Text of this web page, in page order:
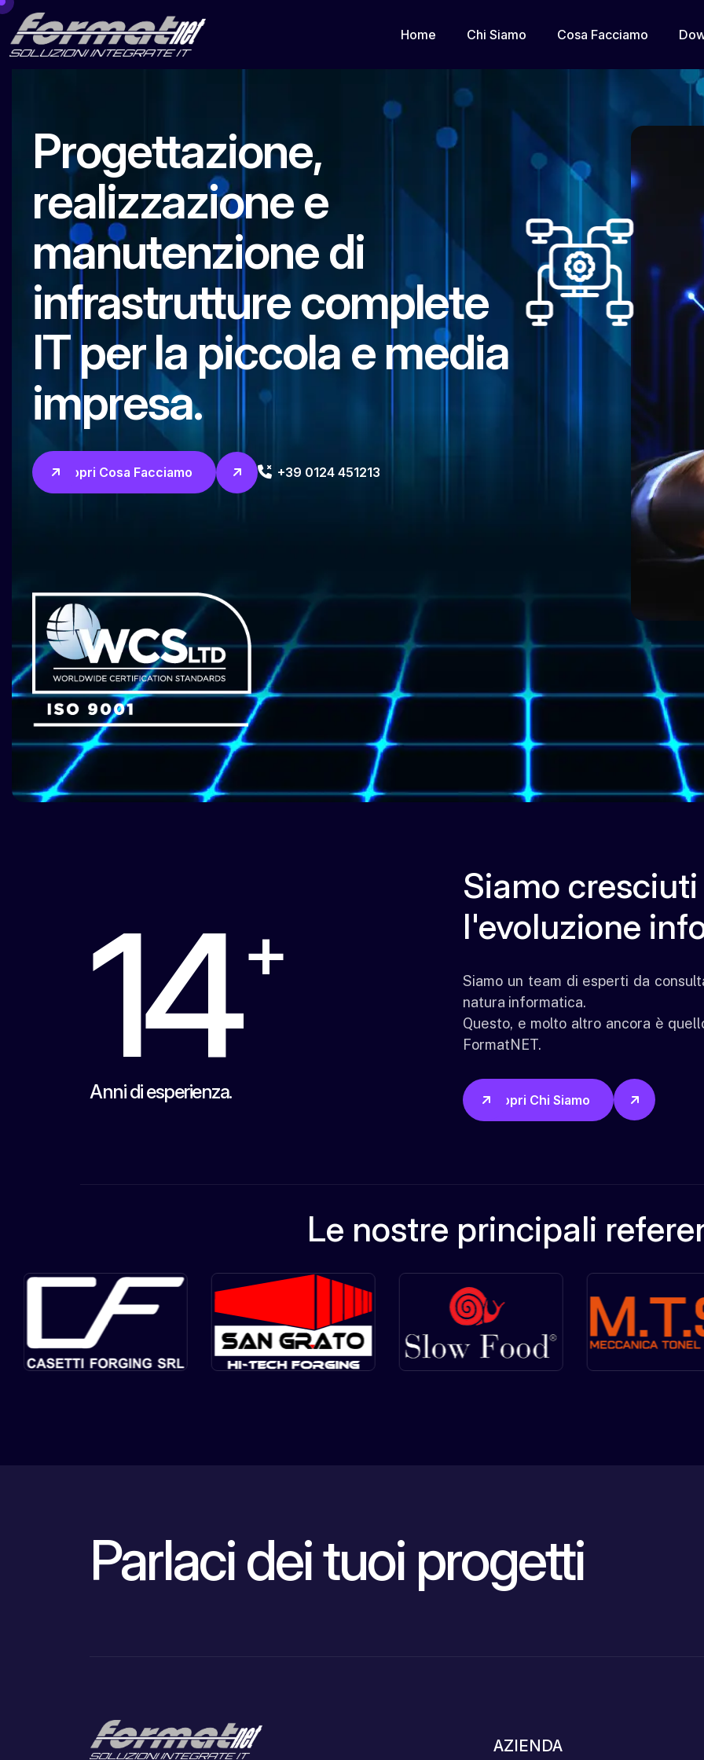
Home Chi Siamo Cosa Facciamo
Progettazione,
realizzazione e
manutenzione di
infrastrutture complete
IT per la piccola e media
impresa.
Scopri Cosa Facciamo +39 0124 451213
18+
Anni di esperienza.
Siamo
l'evoluzione
Siamo un team di esperti da
natura informatica.
Questo, e molto altro ancora è
FormatNET.
Scopri Chi Siamo
Le nostre principali
Parlaci dei tuoi progetti
AZIENDA